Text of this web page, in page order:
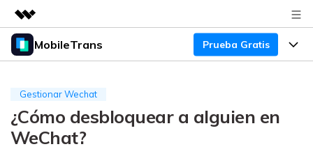
Productos destacados
Utilidades
Resumen
Soluciones
Quiénes somos
MobileTrans Prueba Gratis
Para Escritorio
Precios
Gestionar Wechat
¿Cómo desbloquear a alguien en
WeChat?